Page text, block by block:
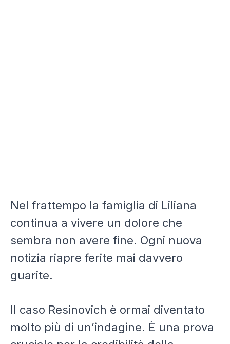
Nel frattempo la famiglia di Liliana
continua a vivere un dolore che
sembra non avere fine. Ogni nuova
notizia riapre ferite mai davvero
guarite.
Il caso Resinovich è ormai diventato
molto più di un’indagine. È una prova